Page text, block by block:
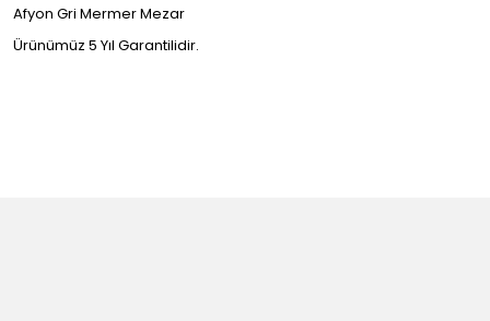
Afyon Gri Mermer Mezar
Ürünümüz 5 Yıl Garantilidir.